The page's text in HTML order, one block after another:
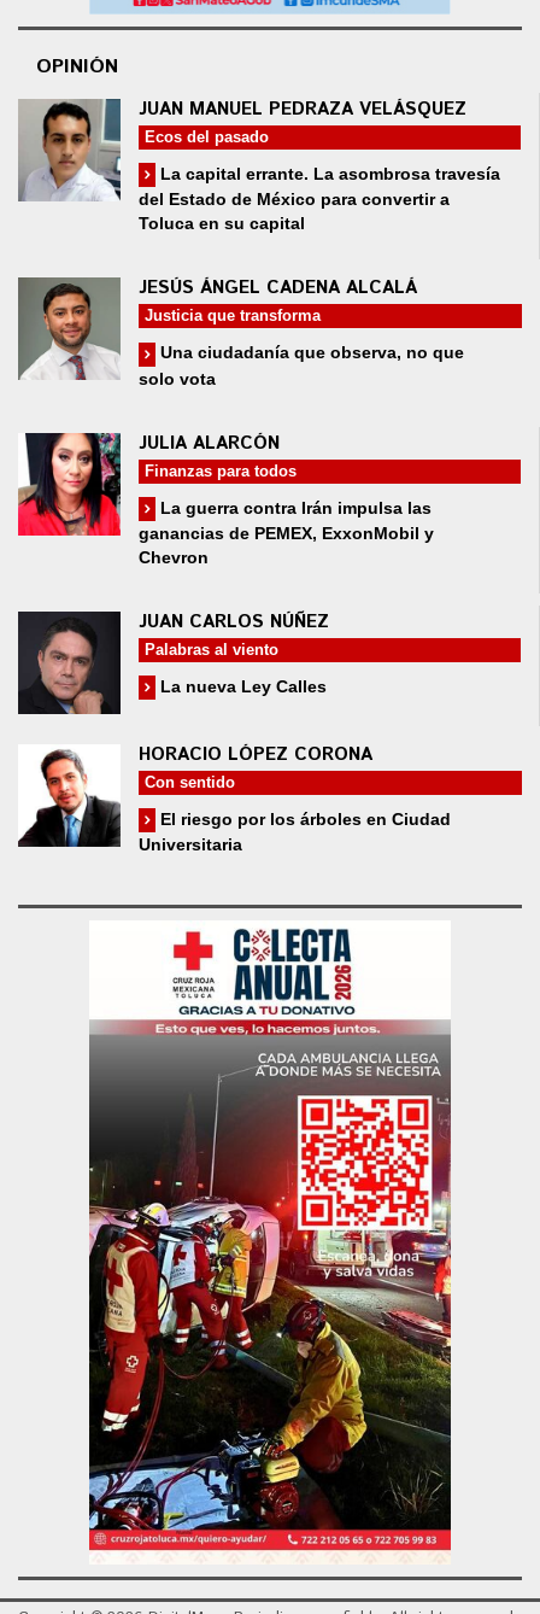
OPINIÓN
JUAN MANUEL PEDRAZA VELÁSQUEZ
Ecos del pasado
La capital errante. La asombrosa travesía
del Estado de México para convertir a
Toluca en su capital
JESÚS ÁNGEL CADENA ALCALÁ
Justicia que transforma
Una ciudadanía que observa, no que
solo vota
JULIA ALARCÓN
Finanzas para todos
La guerra contra Irán impulsa las
ganancias de PEMEX, ExxonMobil y
Chevron
JUAN CARLOS NÚÑEZ
Palabras al viento
La nueva Ley Calles
HORACIO LÓPEZ CORONA
Con sentido
El riesgo por los árboles en Ciudad
Universitaria